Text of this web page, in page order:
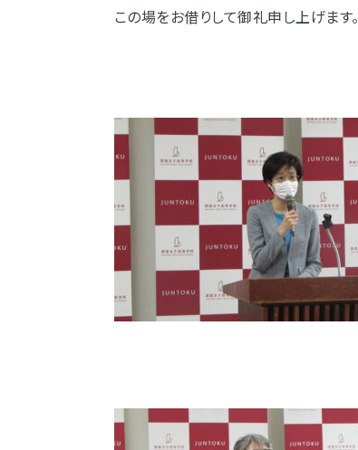
この場をお借りして御礼申し上げます。